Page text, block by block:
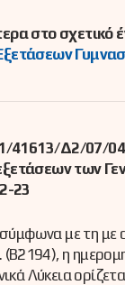
στο σχετικό
41613/Δ2/07/
των
23
σύμφωνα με τη
η
Λύκεια